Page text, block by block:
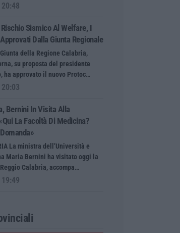
Sismico Al Welfare, I
Dalla Giunta Regionale
Giunta della Regione Calabria,
su proposta del presidente
ha approvato il nuovo Protoc…
Bernini In Visita Alla
La Facoltà Di Medicina?
La ministra dell’Università e
Maria Bernini ha visitato oggi la
Calabria, accompa…